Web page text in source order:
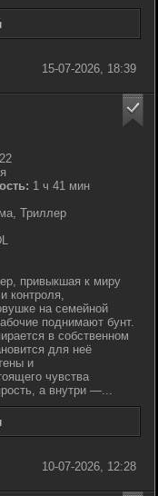
15-07-2026, 18:39
1 ч 41 мин
Триллер
привыкшая к миру
контроля,
на семейной
поднимают бунт.
в собственном
для неё
и
чувства
а внутри —...
10-07-2026, 12:28